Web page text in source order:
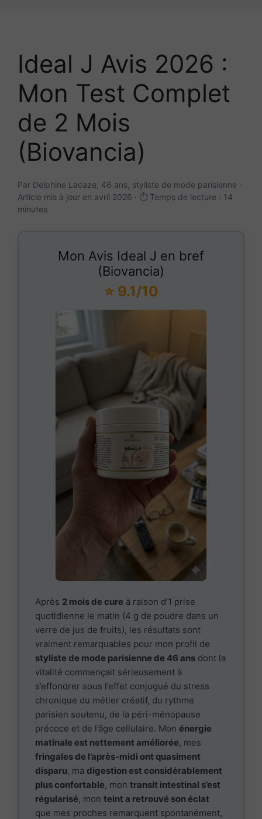
Ideal J Avis 2026 :
Mon Test Complet
de 2 Mois
(Biovancia)
Par Delphine Lacaze, 46 ans, styliste de mode parisienne ·
Article mis à jour en avril 2026 · ⏱️ Temps de lecture : 14
minutes
Mon Avis Ideal J en bref
(Biovancia)
⭐ 9.1/10
Après 2 mois de cure à raison d’1 prise
quotidienne le matin (4 g de poudre dans un
verre de jus de fruits), les résultats sont
vraiment remarquables pour mon profil de
styliste de mode parisienne de 46 ans dont la
vitalité commençait sérieusement à
s’effondrer sous l’effet conjugué du stress
chronique du métier créatif, du rythme
parisien soutenu, de la péri-ménopause
précoce et de l’âge cellulaire. Mon énergie
matinale est nettement améliorée, mes
fringales de l’après-midi ont quasiment
disparu, ma digestion est considérablement
plus confortable, mon transit intestinal s’est
régularisé, mon teint a retrouvé son éclat
que mes proches remarquent spontanément,